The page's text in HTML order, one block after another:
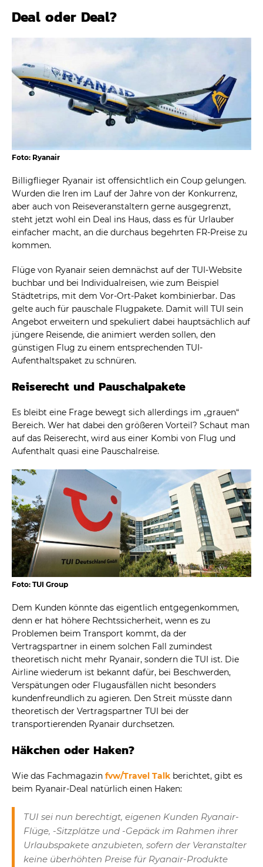
Deal oder Deal?
Foto: Ryanair
Billigflieger Ryanair ist offensichtlich ein Coup gelungen.
Wurden die Iren im Lauf der Jahre von der Konkurrenz,
aber auch von Reiseveranstaltern gerne ausgegrenzt,
steht jetzt wohl ein Deal ins Haus, dass es für Urlauber
einfacher macht, an die durchaus begehrten FR-Preise zu
kommen.
Flüge von Ryanair seien demnächst auf der TUI-Website
buchbar und bei Individualreisen, wie zum Beispiel
Städtetrips, mit dem Vor-Ort-Paket kombinierbar. Das
gelte auch für pauschale Flugpakete. Damit will TUI sein
Angebot erweitern und spekuliert dabei hauptsächlich auf
jüngere Reisende, die animiert werden sollen, den
günstigen Flug zu einem entsprechenden TUI-
Aufenthaltspaket zu schnüren.
Reiserecht und Pauschalpakete
Es bleibt eine Frage bewegt sich allerdings im „grauen“
Bereich. Wer hat dabei den größeren Vorteil? Schaut man
auf das Reiserecht, wird aus einer Kombi von Flug und
Aufenthalt quasi eine Pauschalreise.
Foto: TUI Group
Dem Kunden könnte das eigentlich entgegenkommen,
denn er hat höhere Rechtssicherheit, wenn es zu
Problemen beim Transport kommt, da der
Vertragspartner in einem solchen Fall zumindest
theoretisch nicht mehr Ryanair, sondern die TUI ist. Die
Airline wiederum ist bekannt dafür, bei Beschwerden,
Verspätungen oder Flugausfällen nicht besonders
kundenfreundlich zu agieren. Den Streit müsste dann
theoretisch der Vertragspartner TUI bei der
transportierenden Ryanair durchsetzen.
Häkchen oder Haken?
Wie das Fachmagazin fvw/Travel Talk berichtet, gibt es
beim Ryanair-Deal natürlich einen Haken:
TUI sei nun berechtigt, eigenen Kunden Ryanair-
Flüge, -Sitzplätze und -Gepäck im Rahmen ihrer
Urlaubspakete anzubieten, sofern der Veranstalter
keine überhöhten Preise für Ryanair-Produkte